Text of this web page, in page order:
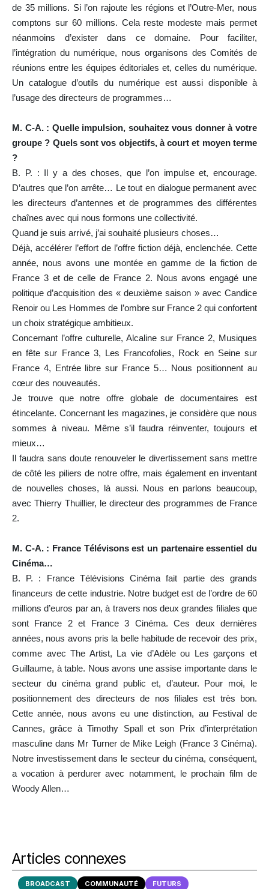
de 35 millions. Si l’on rajoute les régions et l’Outre-Mer, nous
comptons sur 60 millions. Cela reste modeste mais permet
néanmoins d’exister dans ce domaine. Pour faciliter,
l’intégration du numérique, nous organisons des Comités de
réunions entre les équipes éditoriales et, celles du numérique.
Un catalogue d’outils du numérique est aussi disponible à
l’usage des directeurs de programmes…
M. C-A. : Quelle impulsion, souhaitez vous donner à votre
groupe ? Quels sont vos objectifs, à court et moyen terme
?
B. P. : Il y a des choses, que l’on impulse et, encourage.
D’autres que l’on arrête… Le tout en dialogue permanent avec
les directeurs d’antennes et de programmes des différentes
chaînes avec qui nous formons une collectivité.
Quand je suis arrivé, j’ai souhaité plusieurs choses…
Déjà, accélérer l’effort de l’offre fiction déjà, enclenchée. Cette
année, nous avons une montée en gamme de la fiction de
France 3 et de celle de France 2. Nous avons engagé une
politique d’acquisition des « deuxième saison » avec Candice
Renoir ou Les Hommes de l’ombre sur France 2 qui confortent
un choix stratégique ambitieux.
Concernant l’offre culturelle, Alcaline sur France 2, Musiques
en fête sur France 3, Les Francofolies, Rock en Seine sur
France 4, Entrée libre sur France 5… Nous positionnent au
cœur des nouveautés.
Je trouve que notre offre globale de documentaires est
étincelante. Concernant les magazines, je considère que nous
sommes à niveau. Même s’il faudra réinventer, toujours et
mieux…
Il faudra sans doute renouveler le divertissement sans mettre
de côté les piliers de notre offre, mais également en inventant
de nouvelles choses, là aussi. Nous en parlons beaucoup,
avec Thierry Thuillier, le directeur des programmes de France
2.
M. C-A. : France Télévisons est un partenaire essentiel du
Cinéma…
B. P. : France Télévisions Cinéma fait partie des grands
financeurs de cette industrie. Notre budget est de l’ordre de 60
millions d’euros par an, à travers nos deux grandes filiales que
sont France 2 et France 3 Cinéma. Ces deux dernières
années, nous avons pris la belle habitude de recevoir des prix,
comme avec The Artist, La vie d’Adèle ou Les garçons et
Guillaume, à table. Nous avons une assise importante dans le
secteur du cinéma grand public et, d’auteur. Pour moi, le
positionnement des directeurs de nos filiales est très bon.
Cette année, nous avons eu une distinction, au Festival de
Cannes, grâce à Timothy Spall et son Prix d’interprétation
masculine dans Mr Turner de Mike Leigh (France 3 Cinéma).
Notre investissement dans le secteur du cinéma, conséquent,
a vocation à perdurer avec notamment, le prochain film de
Woody Allen…
Articles connexes
BROADCAST COMMUNAUTÉ FUTURS